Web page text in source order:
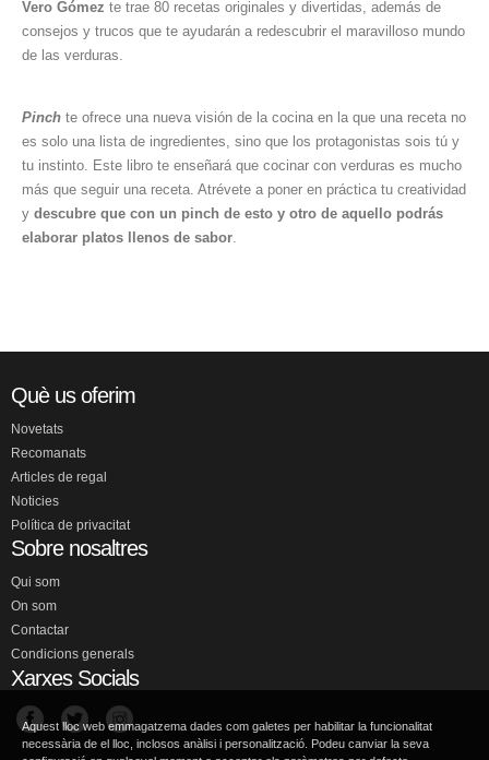
Vero Gómez te trae 80 recetas originales y divertidas, además de
consejos y trucos que te ayudarán a redescubrir el maravilloso mundo
de las verduras.
Pinch te ofrece una nueva visión de la cocina en la que una receta no
es solo una lista de ingredientes, sino que los protagonistas sois tú y
tu instinto. Este libro te enseñará que cocinar con verduras es mucho
más que seguir una receta. Atrévete a poner en práctica tu creatividad
y descubre que con un pinch de esto y otro de aquello podrás
elaborar platos llenos de sabor
Què us oferim
Novetats
Recomanats
Articles de regal
Noticies
Política de privacitat
Sobre nosaltres
Qui som
On som
Contactar
Condicions generals
Xarxes Socials
Aquest lloc web emmagatzema dades com galetes per habilitar la funcionalitat
necessària de el lloc, inclosos anàlisi i personalització. Podeu canviar la seva